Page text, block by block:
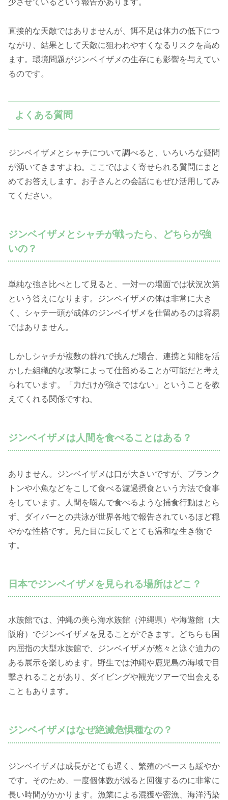
少させているという報告があります。
直接的な天敵ではありませんが、餌不足は体力の低下につ
ながり、結果として天敵に狙われやすくなるリスクを高め
ます。環境問題がジンベイザメの生存にも影響を与えてい
るのです。
よくある質問
ジンベイザメとシャチについて調べると、いろいろな疑問
が湧いてきますよね。ここではよく寄せられる質問にまと
めてお答えします。お子さんとの会話にもぜひ活用してみ
てください。
ジンベイザメとシャチが戦ったら、どちらが強
いの？
単純な強さ比べとして見ると、一対一の場面では状況次第
という答えになります。ジンベイザメの体は非常に大き
く、シャチ一頭が成体のジンベイザメを仕留めるのは容易
ではありません。
しかしシャチが複数の群れで挑んだ場合、連携と知能を活
かした組織的な攻撃によって仕留めることが可能だと考え
られています。「力だけが強さではない」ということを教
えてくれる関係ですね。
ジンベイザメは人間を食べることはある？
ありません。ジンベイザメは口が大きいですが、プランク
トンや小魚などをこして食べる濾過摂食という方法で食事
をしています。人間を噛んで食べるような捕食行動はとら
ず、ダイバーとの共泳が世界各地で報告されているほど穏
やかな性格です。見た目に反してとても温和な生き物で
す。
日本でジンベイザメを見られる場所はどこ？
水族館では、沖縄の美ら海水族館（沖縄県）や海遊館（大
阪府）でジンベイザメを見ることができます。どちらも国
内屈指の大型水族館で、ジンベイザメが悠々と泳ぐ迫力の
ある展示を楽しめます。野生では沖縄や鹿児島の海域で目
撃されることがあり、ダイビングや観光ツアーで出会える
こともあります。
ジンベイザメはなぜ絶滅危惧種なの？
ジンベイザメは成長がとても遅く、繁殖のペースも緩やか
です。そのため、一度個体数が減ると回復するのに非常に
長い時間がかかります。漁業による混獲や密漁、海洋汚染